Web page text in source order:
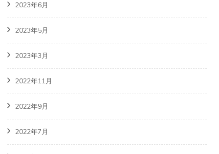
2023年6月
2023年5月
2023年3月
2022年11月
2022年9月
2022年7月